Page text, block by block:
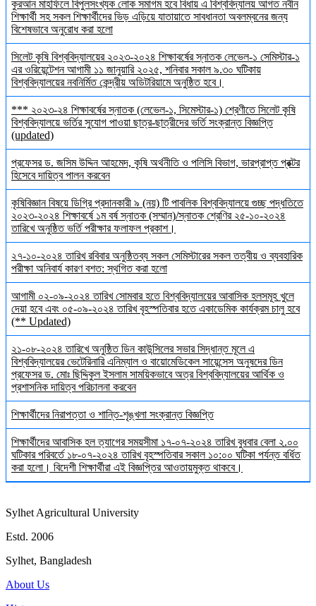
কুরআন মাহফিলে বিপুলসংখ্যক লোক সমাগম হবে বিধায় এ বিশ্ববিদ্যালয় আগত নবীন
শিক্ষার্থী সহ সকল শিক্ষার্থীদের ভিড় এড়িয়ে যাতায়াতে সাবধানতা অবলম্বনের জন্য
বিশেষভাবে অনুরোধ করা হলো
সিলেট কৃষি বিশ্ববিদ্যালয়ের ২০২৩-২০২৪ শিক্ষাবর্ষের স্নাতক লেভেল-১ সেমিস্টার-১
এর ওরিয়েন্টেশন আগামী ১১ জানুয়ারি ২০২৫, শনিবার সকাল ৯.৩০ ঘটিকায়
বিশ্ববিদ্যালয়ের নবনির্মিত কেন্দ্রীয় অডিটরিয়ামে অনুষ্ঠিত হবে।
*** ২০২৩-২৪ শিক্ষাবর্ষের স্নাতক (লেভেল-১, সিমেস্টার-১) শ্রেণীতে সিলেট কৃষি
বিশ্ববিদ্যালয়ে ভর্তির সুযোগ পাওয়া ছাত্র-ছাত্রীদের ভর্তি সংক্রান্ত বিজ্ঞপ্তি
(updated)
প্রফেসর ড. জসিম উদ্দিন আহমেদ, কৃষি অর্থনীতি ও পলিসি বিভাগ, ভারপ্রাপ্ত প্রক্টর
হিসেবে দায়িত্ব পালন করবেন
কৃষিবিজ্ঞান বিষয়ে ডিগ্রি প্রদানকারী ৯ (নয়) টি পাবলিক বিশ্ববিদ্যালয়ে গুচ্ছ পদ্ধতিতে
২০২৩-২০২৪ শিক্ষাবর্ষে ১ম বর্ষ স্নাতক (সম্মান)/স্নাতক শ্রেণির ২৫-১০-২০২৪
তারিখে অনুষ্ঠিত ভর্তি পরীক্ষার ফলাফল প্রকাশ।
২৭-১০-২০২৪ তারিখ রবিবার অনুষ্ঠিতব্য সকল সেমিস্টারের সকল তত্বীয় ও ব্যবহারিক
পরীক্ষা অনিবার্য কারণ বশত: স্থগিত করা হলো
আগামী ০২-০৯-২০২৪ তারিখ সোমবার হতে বিশ্ববিদ্যালয়ের আবাসিক হলসমূহ খুলে
দেয়া হবে এবং ০৫-০৯-২০২৪ তারিখ বৃহস্পতিবার হতে একাডেমিক কার্যক্রম চালু হবে
(** Updated)
২১-০৮-২০২৪ তারিখে অনুষ্ঠিত ডিন কাউন্সিলের সভার সিদ্ধান্ত মূলে এ
বিশ্ববিদ্যালয়ের ভেটেরিনারি এনিম্যাল ও বায়োমেডিকেল সায়েন্সেস অনুষদের ডিন
প্রফেসর ড. মোঃ ছিদ্দিকুল ইসলাম সাময়িকভাবে অত্র বিশ্ববিদ্যালয়ের আর্থিক ও
প্রশাসনিক দায়িত্ব পরিচালনা করবেন
শিক্ষার্থীদের নিরাপত্তা ও শান্তি-শৃঙ্খলা সংক্রান্ত বিজ্ঞপ্তি
শিক্ষার্থীদের আবাসিক হল ত্যাগের সময়সীমা ১৭-০৭-২০২৪ তারিখ বুধবার বেলা ২.০০
ঘটিকার পরিবর্তে ১৮-০৭-২০২৪ তারিখ বৃহস্পতিবার সকাল ১০:০০ ঘটিকা পর্যন্ত বর্ধিত
করা হলো। বিদেশী শিক্ষার্থীরা এই বিজ্ঞপ্তির আওতায়মুক্ত থাকবে।
Sylhet Agricultural University
Estd. 2006
Sylhet, Bangladesh
About Us